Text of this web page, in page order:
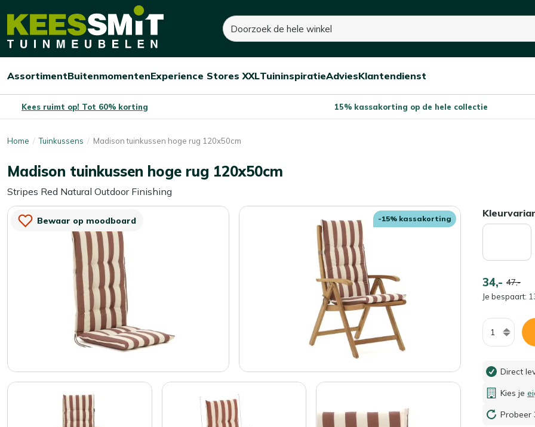
Kees
Tuinmeubelen
Zoeken
Open/sluit
Assortiment
Open/sluit
Buitenmomenten
Open/sluit
Experience Stores XXL
Open/sluit
Tuininspiratie
Open/sluit
Advies
Open/sluit
Klantendienst
Kees ruimt op! Tot 60% korting 15% kassakorting op de hele collectie
Home Tuinkussens Madison tuinkussen hoge rug 120x50cm
Madison tuinkussen hoge rug 120x50cm
Stripes Red Natural Outdoor Finishing
Bewaar op moodboard -15% kassakorting
34,- 47,-
Je bespaart:
Aantal
34,- 47,-
Je bespaart:13,- (-28%)
Direct
Kies je
Probeer